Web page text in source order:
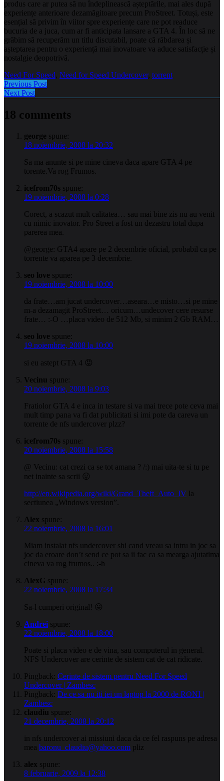
produs care ar putea să nu îndeplinească așteptările, mai ales după
experiențe anterioare dezamăgitoare precum ProStreet. Totuși, este
esențial să privim în viitor spre experiențe care ne pot readuce
bucuria de a juca, cum ar fi anticipata lansare a GTA 4. În loc să ne
grăbim să recuperăm un titlu discutabil, poate că răbdarea și
așteptarea pentru o experiență mai inovatoare va aduce satisfacție și
nostalgie deopotrivă.
Need For Speed, Need for Speed Undercover, torrent
Previous Post
Next Post
18 comments
george spune:
18 noiembrie, 2008 la 20:32
Sa ma anunte si pe mine cineva daca apare GTA 4 pe
torente.Va rog Frumos.
icefrom70s spune:
19 noiembrie, 2008 la 0:28
Corect, a scazut mult calitatea… sau mai bine zis nu au venit
cu nimic inovator. Pro Street a fost un dezastru total dupa
parerea mea.
@george: GTA4 apare pe 2 decembrie oficial, probabil ca pe
torrente va aparea pe 3 decembrie.
seo love spune:
19 noiembrie, 2008 la 10:00
da frate…am jucat undercover…aseara…e misto…si pe mine
m-a dezamagit ProStreet… oricum…undecover cere resurse
frate… :-O …placa video de 512 Mb, si minim 2 Gb RAM…
seo love spune:
19 noiembrie, 2008 la 10:00
si eu astept GTA 4 😡
Vecinu spune:
20 noiembrie, 2008 la 9:03
Fratiolor GTA 4 e inca in testare si va mai trece pote ceva mai
mult timp pana va fi dat publicitati si imi pote da careva un
torrente de nfs undercover plzz?
icefrom70s spune:
20 noiembrie, 2008 la 15:58
@ Vecinu: cat crezi ca se tot amana ? /:) mai uita-te si tu pe
net inainte sa scrii 😛
http://en.wikipedia.org/wiki/Grand_Theft_Auto_IV la
sectiunea „Windows version”.
Alex spune:
22 noiembrie, 2008 la 16:01
Miam instalat nfs undercover shi cand vreau sa intru in joc sa
joc da eroare don’t send ce pot sa ii fac ca sa mearga ajutatima
cineva va rog frumos.. :-h
AlexG spune:
22 noiembrie, 2008 la 17:34
Sa-l cumperi original! 😛
Andrei spune:
22 noiembrie, 2008 la 18:00
Poate si placa video e de vina, sau computerul in general.
NFS Undercover are cerinte de sistem cat de cat ridicate.
Pingback: Cerinte de sistem pentru Need For Speed
Undercover | Zambesc
Pingback: De ce sa nu iti iei un laptop la 2000 de RONI |
Zambesc
claudiu spune:
21 decembrie, 2008 la 20:12
in nfs undercover ai missiuni daca da ce fel raspuns pe adresa
mea baronu_claudiu@yahoo.com pliz
alex spune:
8 februarie, 2009 la 12:38